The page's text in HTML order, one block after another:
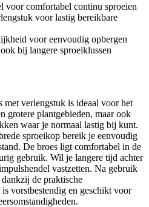
voor comfortabel continu sproeien
voor lastig bereikbare
voor eenvoudig opbergen
bij langere sproeiklussen
verlengstuk is ideaal voor het
grotere plantgebieden, maar ook
waar je normaal lastig bij kunt.
sproeikop bereik je eenvoudig
De broes ligt comfortabel in de
gebruik. Wil je langere tijd achter
vastzetten. Na gebruik
de praktische
vorstbestendig en geschikt voor